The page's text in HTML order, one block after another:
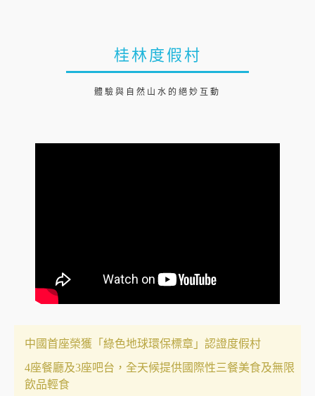
桂林度假村
體驗與自然山水的絕妙互動
中國首座榮獲「綠色地球環保標章」認證度假村
4座餐廳及3座吧台，全天候提供國際性三餐美食及無限
飲品輕食